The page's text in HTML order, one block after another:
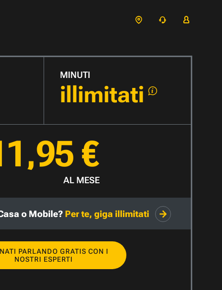
MINUTI
illimitati
€
AL MESE
o Mobile? Per te, giga illimitati
PARLANDO GRATIS CON I
NOSTRI ESPERTI